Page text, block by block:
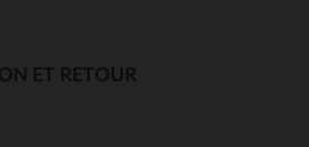
ET RETOUR